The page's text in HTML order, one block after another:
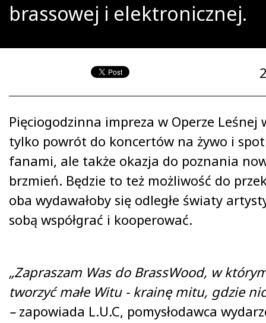
brassowej i elektronicznej.
Pięciogodzinna impreza w Operze Leśnej
tylko powrót do koncertów na żywo i
fanami, ale także okazja do poznania
brzmień. Będzie to też możliwość do
oba wydawałoby się odległe światy
sobą współgrać i kooperować.
„Zapraszam Was do BrassWood, w
tworzyć małe Witu - krainę mitu, gdzie
– zapowiada L.U.C, pomysłodawca